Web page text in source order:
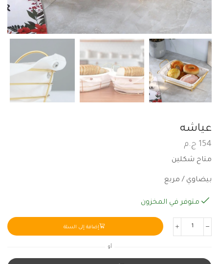
عياشه
154 ج.م
متاح شكلين
بيضاوي / مربع
متوفر في المخزون
إضافة إلى السلة
أو